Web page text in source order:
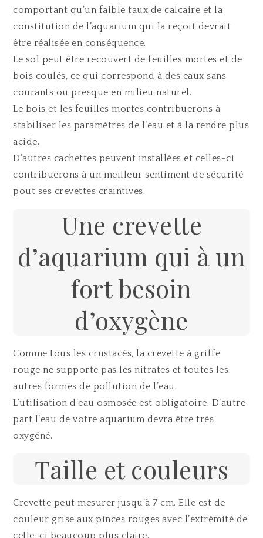
comportant qu’un faible taux de calcaire et la
constitution de l’aquarium qui la reçoit devrait
être réalisée en conséquence.
Le sol peut être recouvert de feuilles mortes et de
bois coulés, ce qui correspond à des eaux sans
courants ou presque en milieu naturel.
Le bois et les feuilles mortes contribuerons à
stabiliser les paramètres de l’eau et à la rendre plus
acide.
D’autres cachettes peuvent installées et celles-ci
contribuerons à un meilleur sentiment de sécurité
pout ses crevettes craintives.
Une crevette
d’aquarium qui à un
fort besoin
d’oxygène
Comme tous les crustacés, la crevette à griffe
rouge ne supporte pas les nitrates et toutes les
autres formes de pollution de l’eau.
L’utilisation d’eau osmosée est obligatoire. D’autre
part l’eau de votre aquarium devra être très
oxygéné.
Taille et couleurs
Crevette peut mesurer jusqu’à 7 cm. Elle est de
couleur grise aux pinces rouges avec l’extrémité de
celle-ci beaucoup plus claire.